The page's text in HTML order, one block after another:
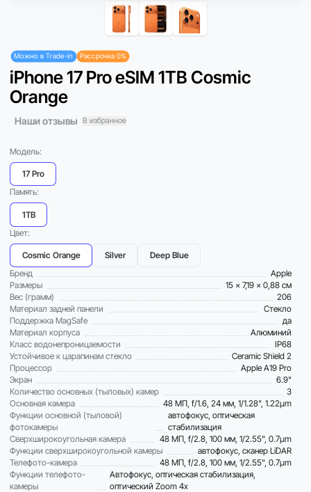
iPhone 17 Pro eSIM 1TB Cosmic
Orange
Наши отзывы В избранное
Можно в Trade-in Рассрочка 0%
Модель:
17 Pro
Память:
1TB
Цвет:
Cosmic Orange Silver
Deep Blue
Бренд
Apple
Размеры
15 x 7,19 x 0,88 см
Вес (грамм)
206
Материал задней панели
Стекло
Поддержка MagSafe
да
Материал корпуса
Алюминий
Класс водонепроницаемости
IP68
Устойчивое к царапинам стекло
Ceramic Shield 2
Процессор
Apple A19 Pro
Экран
6.9"
Количество основных (тыловых) камер
3
Основная камера
48 МП, f/1.6, 24 мм, 1/1.28", 1.22µm
Функции основной (тыловой)
фотокамеры
автофокус, оптическая
стабилизация
Сверхширокоугольная камера
48 МП, f/2.8, 100 мм, 1/2.55", 0.7µm
Функции сверхширокоугольной камеры
автофокус, сканер LiDAR
Телефото-камера
48 МП, f/2.8, 100 мм, 1/2.55", 0.7µm
Функции телефото-
камеры
Автофокус, оптическая стабилизация,
оптический Zoom 4x